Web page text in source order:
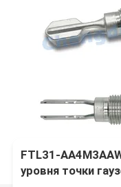
FTL31-
уровня точки